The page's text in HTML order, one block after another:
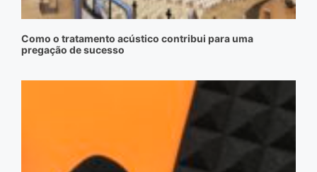
Como o tratamento acústico contribui para uma
pregação de sucesso